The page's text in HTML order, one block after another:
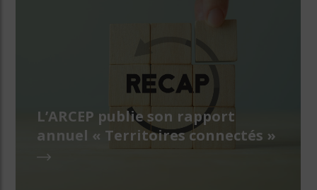
L’ARCEP publie son rapport
annuel « Territoires connectés »